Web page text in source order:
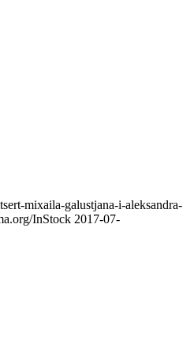
mixaila-galustjana-i-aleksandra-
InStock 2017-07-